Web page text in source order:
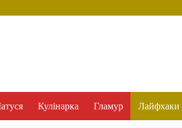
Кулінарка Гламур Лайфхаки